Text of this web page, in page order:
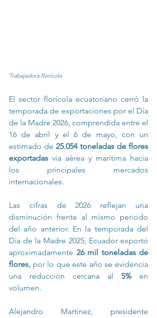
Trabajadora florícola
El sector florícola ecuatoriano cerró la
temporada de exportaciones por el Día
de la Madre 2026, comprendida entre el
16 de abril y el 6 de mayo, con un
estimado de 25.054 toneladas de flores
exportadas vía aérea y marítima hacia
los principales mercados
internacionales.
Las cifras de 2026 reflejan una
disminución frente al mismo periodo
del año anterior. En la temporada del
Día de la Madre 2025, Ecuador exportó
aproximadamente 26 mil toneladas de
flores, por lo que este año se evidencia
una reducción cercana al 5% en
volumen.
Alejandro Martínez, presidente